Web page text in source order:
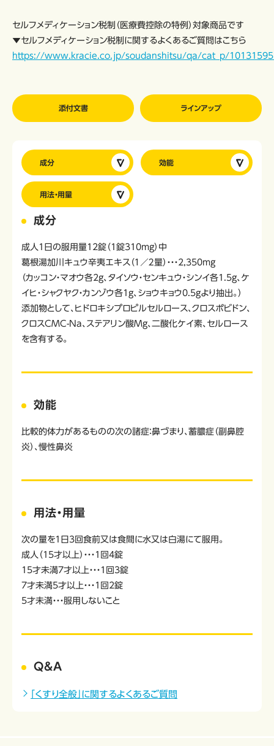
添付文書 ラインアップ
セルフメディケーション税制（医療費控除の特例）対象商品です
▼セルフメディケーション税制に関するよくあるご質問はこちら
https://www.kracie.co.jp/soudanshitsu/qa/cat_p/
成分 効能
用法・用量
成分
成人1日の服用量12錠（1錠310mg）中
葛根湯加川キュウ辛夷エキス（１／２量）・・・2,350mg
（カッコン・マオウ各2g、タイソウ・センキュウ・シンイ各1.5g、ケ
イヒ・シャクヤク・カンゾウ各1g、ショウキョウ0.5gより抽出。）
添加物として、ヒドロキシプロピルセルロース、クロスポビドン、
クロスCMC-Na、ステアリン酸Mg、二酸化ケイ素、セルロース
を含有する。
効能
比較的体力があるものの次の諸症：鼻づまり、蓄膿症（副鼻腔
炎）、慢性鼻炎
用法・用量
次の量を1日3回食前又は食間に水又は白湯にて服用。
成人（15才以上）・・・1回4錠
15才未満7才以上・・・1回3錠
7才未満5才以上・・・1回2錠
5才未満・・・服用しないこと
Q&A
「くすり全般」に関するよくあるご質問